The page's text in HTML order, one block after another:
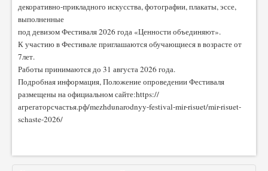
декоративно-прикладного искусства, фотографии, плакаты, эссе,
выполненные
под девизом Фестиваля 2026 года «Ценности объединяют».
К участию в Фестивале приглашаются обучающиеся в возрасте от
7лет.
Работы принимаются до 31 августа 2026 года.
Подробная информация, Положение опроведении Фестиваля
размещены на официальном сайте:https://
агрегаторсчастья.рф/mezhdunarodnyy-festival-mir-risuet/mir-risuet-
schaste-2026/